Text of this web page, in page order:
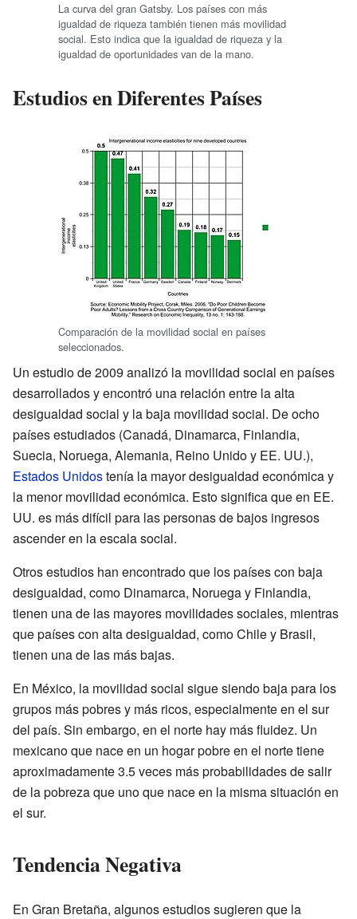
La curva del gran Gatsby. Los países con más
igualdad de riqueza también tienen más movilidad
social. Esto indica que la igualdad de riqueza y la
igualdad de oportunidades van de la mano.
Estudios en Diferentes Países
Comparación de la movilidad social en países
seleccionados.
Un estudio de 2009 analizó la movilidad social en países
desarrollados y encontró una relación entre la alta
desigualdad social y la baja movilidad social. De ocho
países estudiados (Canadá, Dinamarca, Finlandia,
Suecia, Noruega, Alemania, Reino Unido y EE. UU.),
Estados Unidostenía la mayor desigualdad económica y
la menor movilidad económica. Esto significa que en EE.
UU. es más difícil para las personas de bajos ingresos
ascender en la escala social.
Otros estudios han encontrado que los países con baja
desigualdad, como Dinamarca, Noruega y Finlandia,
tienen una de las mayores movilidades sociales, mientras
que países con alta desigualdad, como Chile y Brasil,
tienen una de las más bajas.
En México, la movilidad social sigue siendo baja para los
grupos más pobres y más ricos, especialmente en el sur
del país. Sin embargo, en el norte hay más fluidez. Un
mexicano que nace en un hogar pobre en el norte tiene
aproximadamente 3.5 veces más probabilidades de salir
de la pobreza que uno que nace en la misma situación en
el sur.
Tendencia Negativa
En Gran Bretaña, algunos estudios sugieren que la